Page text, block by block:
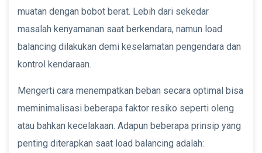
muatan dengan bobot berat. Lebih dari sekedar
masalah kenyamanan saat berkendara, namun load
balancing dilakukan demi keselamatan pengendara dan
kontrol kendaraan.
Mengerti cara menempatkan beban secara optimal bisa
meminimalisasi beberapa faktor resiko seperti oleng
atau bahkan kecelakaan. Adapun beberapa prinsip yang
penting diterapkan saat load balancing adalah: